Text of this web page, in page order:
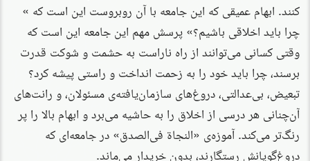
کنند. ابهام عمیقی که این جامعه با آن روبروست این است که »
چرا باید اخلاقی باشیم؟» پرسش مهم این جامعه این است که
وقتی کسانی می‌توانند از راه ناراست به حشمت و شوکت قدرت
برسند، چرا باید خود را به زحمت انداخت و راستی پیشه کرد؟
تبعیض، بی‌عدالتی، دروغ‌های سازمان‌یافته‌ی مسئولان، و رانت‌های
آن‌چنانی هر درسی از اخلاق را به حاشیه می‌برد و ابهام بالا را پر
رنگ‌تر می‌کند. آموزه‌ی «النجاة فی‌الصدق» در جامعه‌ای که
دروغ‌گویانش رستگارند، بدون خریدار می‌ماند.